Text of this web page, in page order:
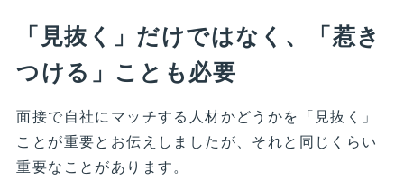
「見抜く」だけではなく、「惹き
つける」ことも必要
面接で自社にマッチする人材かどうかを「見抜く」
ことが重要とお伝えしましたが、それと同じくらい
重要なことがあります。